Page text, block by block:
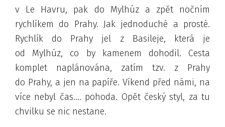
v Le Havru, pak do Mylhúz a zpět nočním
rychlíkem do Prahy. Jak jednoduché a prosté.
Rychlík do Prahy jel z Basileje, která je
od Mylhúz, co by kamenem dohodil. Cesta
komplet naplánována, zatím tzv. z Prahy
do Prahy, a jen na papíře. Víkend před námi, na
více nebyl čas.... pohoda. Opět český styl, za tu
chvilku se nic nestane.